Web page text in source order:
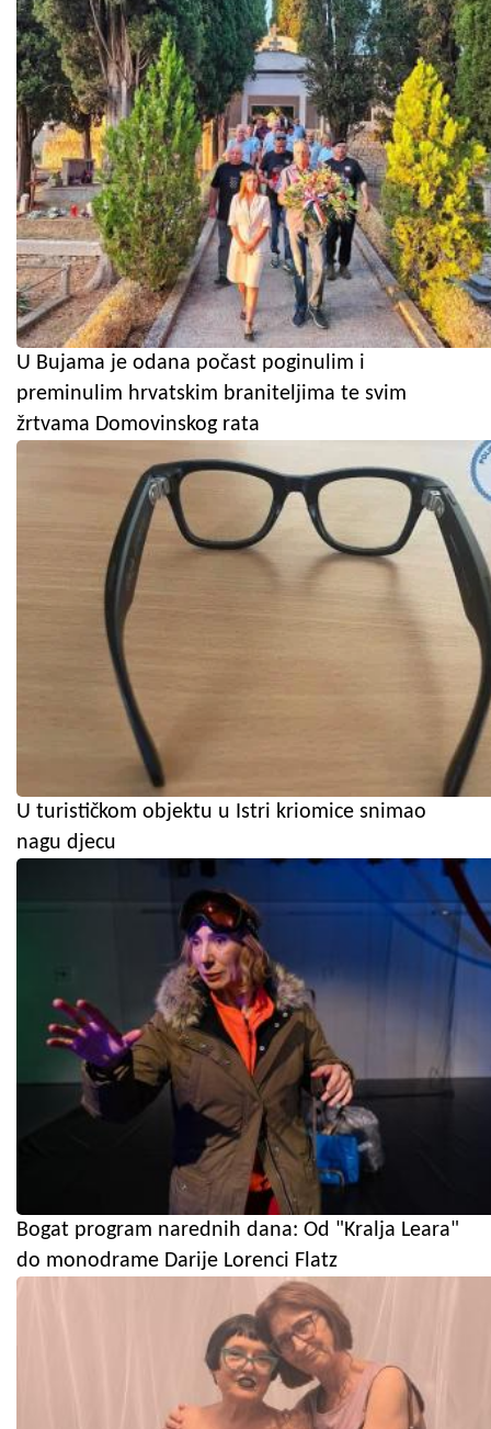
U Bujama je odana počast poginulim i
preminulim hrvatskim braniteljima te svim
žrtvama Domovinskog rata
U turističkom objektu u Istri kriomice snimao
nagu djecu
Bogat program narednih dana: Od "Kralja Leara"
do monodrame Darije Lorenci Flatz